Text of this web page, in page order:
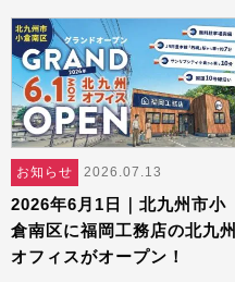
お知らせ 2026.07.13
2026年6月1日｜北九州市小
倉南区に福岡工務店の北九州
オフィスがオープン！